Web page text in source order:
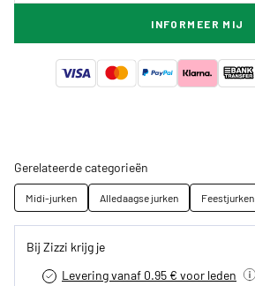
INFORMEER MIJ
Gerelateerde categorieën
Midi-jurken Alledaagse jurken Feestjurken
Bij Zizzi krijg je
Levering vanaf 0.95 € voor leden